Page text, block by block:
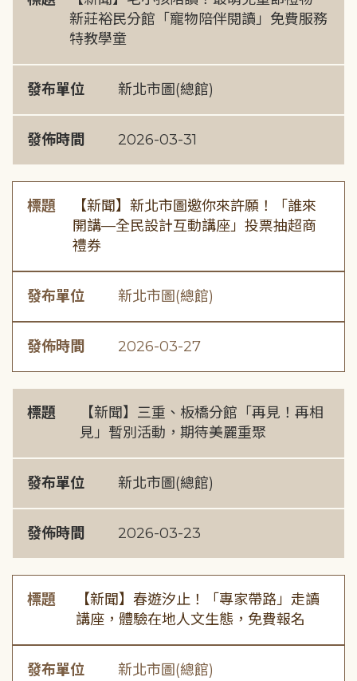
新莊裕民分館「寵物陪伴閱讀」免費服務
特教學童
發布單位 新北市圖(總館)
發佈時間 2026-03-31
標題
【新聞】新北市圖邀你來許願！「誰來
開講—全民設計互動講座」投票抽超商
禮券
發布單位 新北市圖(總館)
發佈時間 2026-03-27
標題
【新聞】三重、板橋分館「再見！再相
見」暫別活動，期待美麗重聚
發布單位 新北市圖(總館)
發佈時間 2026-03-23
標題
【新聞】春遊汐止！「專家帶路」走讀
講座，體驗在地人文生態，免費報名
發布單位 新北市圖(總館)